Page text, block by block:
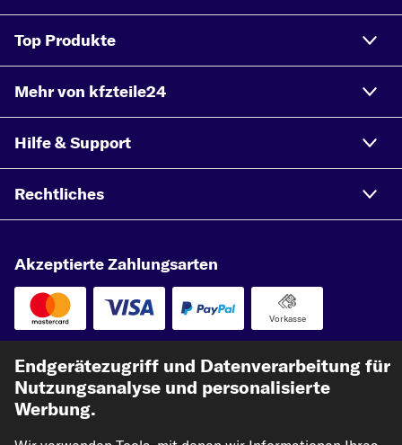
Top Produkte
Mehr von kfzteile24
Hilfe & Support
Rechtliches
Akzeptierte Zahlungsarten
Vorkasse
Unsere Versandpartner
Endgerätezugriff und Datenverarbeitung für
Nutzungsanalyse und personalisierte
Werbung.